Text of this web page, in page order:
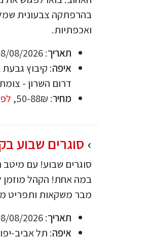
בהרפתקה צבעונית
ואכפתיות.
תאריך: 08/08/2026 - 29/08/2026
איפה: קיבוץ
דרום השרון -
מחיר: 50-88₪,
סוגרים שבוע
סוגרים שבוע! עם
במה אחת! הקהל מוזמן
מבר משקאות ותפריט
תאריך: 08/08/2026 - 29/08/2026
איפה: תל אביב-יפו